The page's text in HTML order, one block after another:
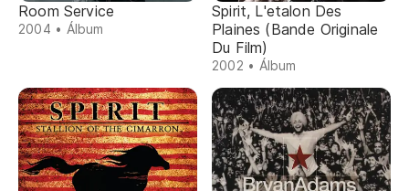
Room Service
2004 • Álbum
Spirit, L'etalon Des
Plaines (Bande Originale
Du Film)
2002 • Álbum